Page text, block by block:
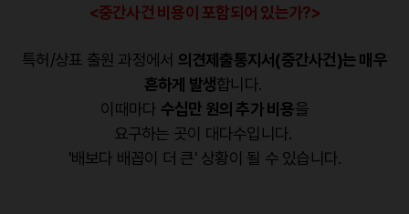
<중간사건 비용이 포함되어 있는가?>
특허/상표 출원 과정에서 의견제출통지서(중간사건)는 매우
흔하게 발생합니다.
이때마다 수십만 원의 추가 비용을
요구하는 곳이 대다수입니다.
'배보다 배꼽이 더 큰' 상황이 될 수 있습니다.